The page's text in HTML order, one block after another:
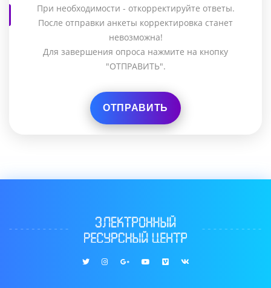
При необходимости - откорректируйте ответы.
После отправки анкеты корректировка станет
невозможна!
Для завершения опроса нажмите на кнопку
"ОТПРАВИТЬ".